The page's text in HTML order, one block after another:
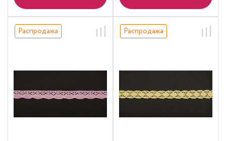
Распродажа Распродажа